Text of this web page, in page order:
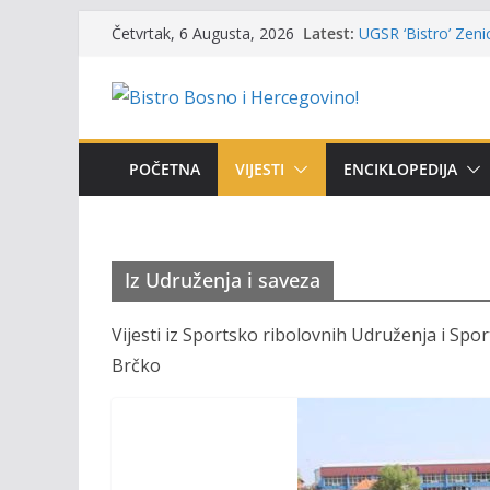
content
Četvrtak, 6 Augusta, 2026 Latest: UGSR ‘Bistro’
osobe sa
Održan 15.
POČETNA VIJESTI ENCIKLOPEDIJA
Iz Udruženja i saveza
Vijesti iz Sportsko ribolovnih Udruženja i
Brčko